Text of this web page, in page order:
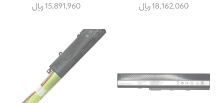
18,162,060 ریال 15,891,960 ریال